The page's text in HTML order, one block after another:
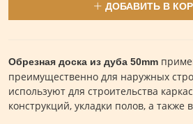
ДОБАВИТЬ В
Обрезная доска из дуба 50mm
преимущественно для наружных
используют для строительства
конструкций, укладки полов, а